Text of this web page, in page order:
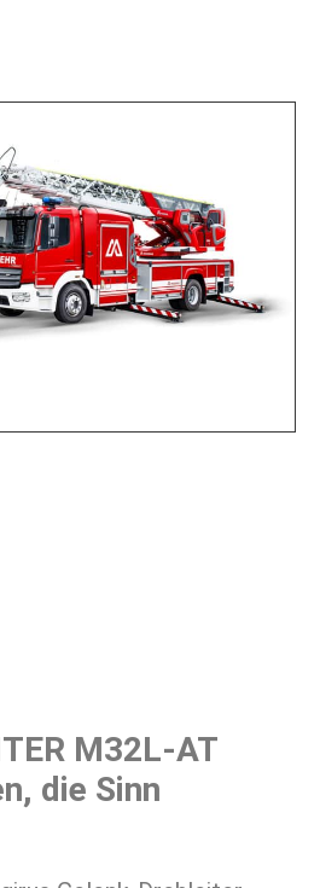
M32L-AT
die Sinn